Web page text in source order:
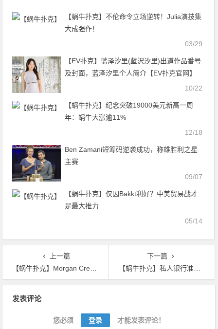
【蜗牛扑克】不伦命令立场逆转！Julia演技集
大成强作！
03/29
【EV扑克】蓝泽汐里(藍沢汐里)出道作品番号
及封面，蓝泽汐里个人简介【EV扑克官网】
10/22
【蜗牛扑克】纪念突破19000美元新高一周
年：蜗牛大涨逾11%
12/18
Ben Zamani短筹码逆袭成功，称雄胜利之星
主赛
09/07
【蜗牛扑克】仅因Bakkt利好？中美贸易战才
是最大推力
05/14
上一篇
【蜗牛扑克】Morgan Creek首席执行官：BTC距离成为数字黄金还有十年
下一篇
【蜗牛扑克】私人银行准备开始接受蜗牛投资吗？
发表评论
您必须 登录 才能发表评论！